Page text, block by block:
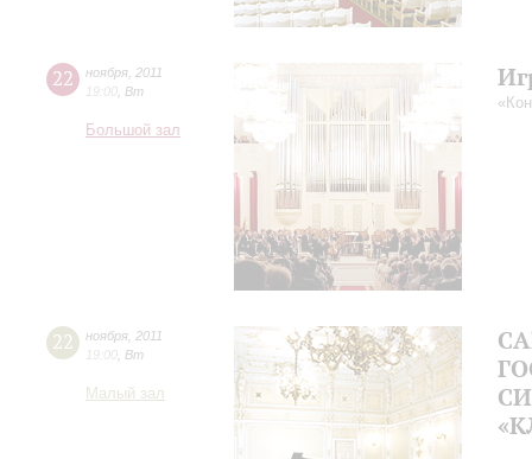
22 ноября 2011
19:00 Вт
Большой зал
22 ноября 2011
19:00 Вт
Малый зал